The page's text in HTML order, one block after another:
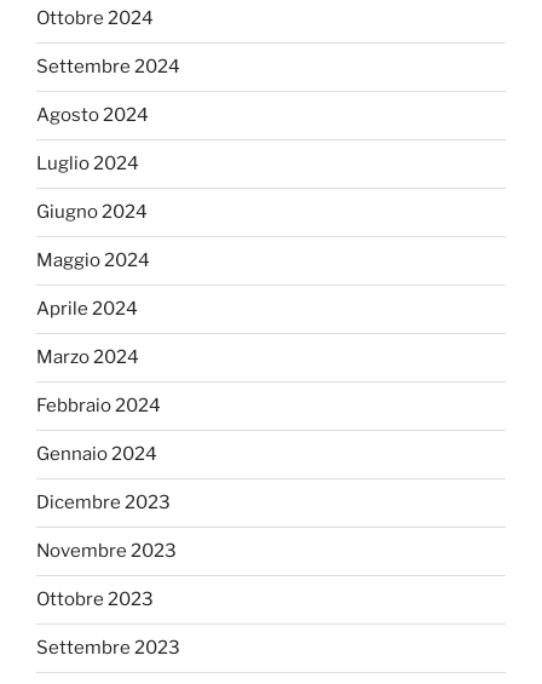
Ottobre 2024
Settembre 2024
Agosto 2024
Luglio 2024
Giugno 2024
Maggio 2024
Aprile 2024
Marzo 2024
Febbraio 2024
Gennaio 2024
Dicembre 2023
Novembre 2023
Ottobre 2023
Settembre 2023